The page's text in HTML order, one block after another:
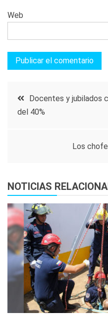
Web
Navegación
Docentes y jubilados
del 40%
Los
NOTICIAS